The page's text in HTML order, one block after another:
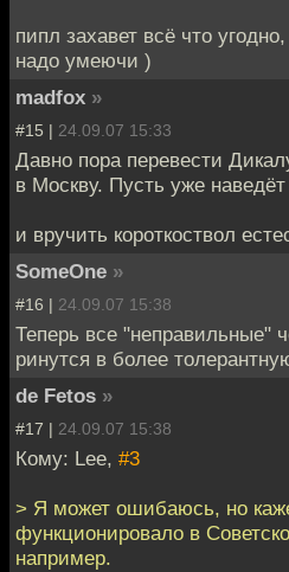
пипл захавет всё что
надо умеючи )
madfox »
#15 | 24.09.07 15:33
Давно пора перевести
в Москву. Пусть уже
и вручить короткоствол
SomeOne »
#16 | 24.09.07 15:38
Теперь все "неправильные"
ринутся в более
de Fetos »
#17 | 24.09.07 15:38
Кому: Lee, #3
> Я может ошибаюсь, но
функционировало в
например.